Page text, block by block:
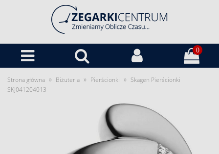
0
Strona główna » Biżuteria » Pierścionki » Skagen Pierścionki
SKJ041204013